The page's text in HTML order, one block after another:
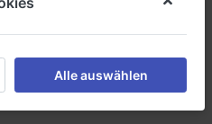
Alle auswählen